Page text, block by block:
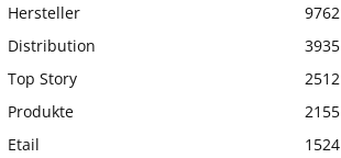
Hersteller
9762
Distribution
3935
Top Story
2512
Produkte
2155
Etail
1524